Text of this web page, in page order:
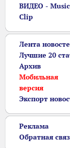
ВИДЕО - Music
Clip
Лента
Лучшие 20
Архив
Мобильная
версия
Экспорт
Реклама
Обратная